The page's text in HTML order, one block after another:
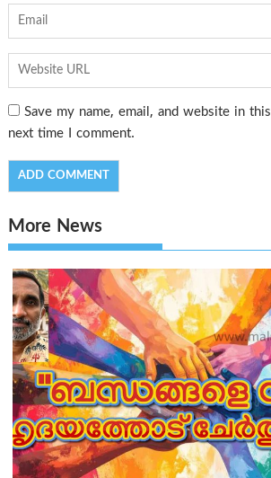
Save my name, email, and website in
next time I comment.
More News